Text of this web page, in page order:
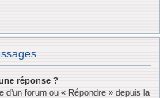
réponse ?
forum ou « Répondre » depuis la